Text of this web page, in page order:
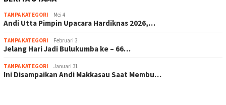
TANPA KATEGORI Mei 4
Andi Utta Pimpin Upacara Hardiknas 2026,…
TANPA KATEGORI Februari 3
Jelang Hari Jadi Bulukumba ke – 66…
TANPA KATEGORI Januari 31
Ini Disampaikan Andi Makkasau Saat Membu…